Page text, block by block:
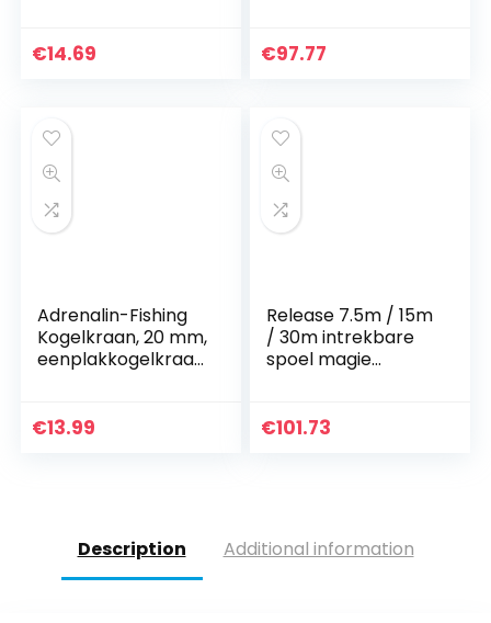
tankverbinding
€14.69
Tuinslang Magische
pot, Size : 50FT-15M
Extended)
€97.77
Adrenalin-Fishing
Kogelkraan, 20 mm,
eenplakkogelkraan
kleefmof
€13.99
Release 7.5m / 15m
/ 30m intrekbare
spoel magie
auto slang pijp
€101.73
Description Additional information